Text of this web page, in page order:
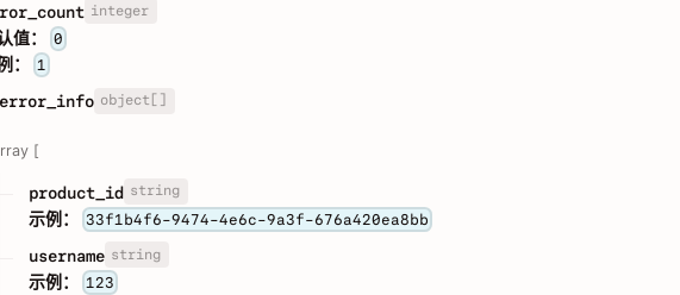
integer
值： 0
： 1
error_info object[]
[
product_id string
示例： 33f1b4f6-9474-4e6c-9a3f-676a420ea8bb
username string
示例： 123